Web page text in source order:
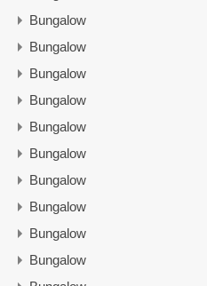
Bungalow
Bungalow
Bungalow
Bungalow
Bungalow
Bungalow
Bungalow
Bungalow
Bungalow
Bungalow